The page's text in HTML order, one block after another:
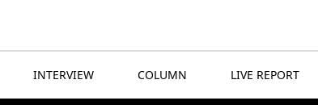
INTERVIEW COLUMN LIVE REPORT